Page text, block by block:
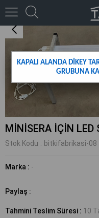
MİNİSERA
MİNİSERA İÇİN LED
Stok Kodu bitkifabrikasi-08
Marka : -
Paylaş :
Tahmini Teslim Süresi : 10
KAPALI ALANDA DİKEY
GRUBUNA